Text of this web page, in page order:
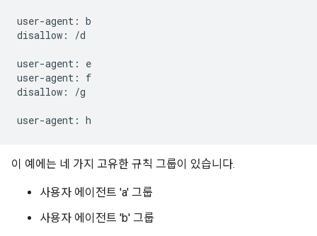
user-agent: b
disallow: /d
user-agent: e
user-agent: f
disallow: /g
이 예에는 네 가지 고유한 규칙 그룹이 있습니다.
사용자 에이전트 'a' 그룹
사용자 에이전트 'b' 그룹